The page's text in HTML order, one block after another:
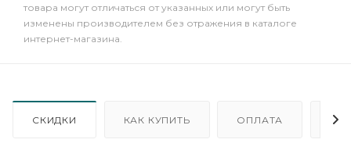
товара могут отличаться от указанных или могут быть
изменены производителем без отражения в каталоге
интернет-магазина.
СКИДКИ КАК КУПИТЬ ОПЛАТА